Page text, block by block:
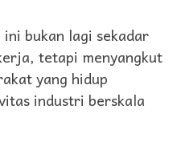
bukan lagi sekadar
tetapi menyangkut
yang hidup
industri berskala